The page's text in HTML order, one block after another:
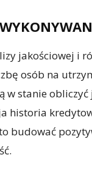
jakościowej i
osób na
w stanie
historia
budować